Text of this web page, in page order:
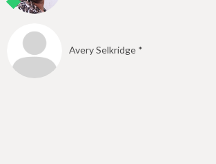
Avery Selkridge *